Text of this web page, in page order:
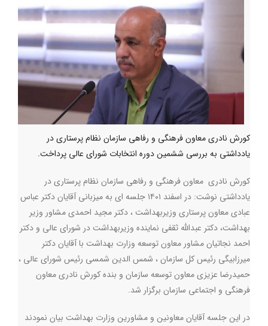
کورش نادری معاون فرهنگی و رفاهی سازمان نظام پرستاری در
یادداشتی به بررسی ششمین دوره انتخابات شورای عالی پرداخت.
کورش نادری معاون فرهنگی و رفاهی سازمان نظام پرستاری در
یادداشتی نوشت: در اسفند ۱۴۰۱ جلسه ای به میزبانی آقایان دکتر عباس
عبادی معاون پرستاری وزیربهداشت ، دکتر مجید احمدی مشاور وزیر
بهداشت، دکتر عبدالله ثقفی نماینده وزیربهداشت در شورای عالی و دکتر
احمد نجاتیان مشاور معاون توسعه وزارت بهداشت با آقایان دکتر
میرزابیگی رئیس کل سازمان ، شمس الدین شمسی رئیس شورای عالی ،
حمیدرضا عزیزی معاون توسعه سازمان و بنده کورش نادری معاون
فرهنگی و اجتماعی سازمان برگزار شد.
در این جلسه آقایان معاونین و مشاورین وزارت بهداشت بیان نمودند